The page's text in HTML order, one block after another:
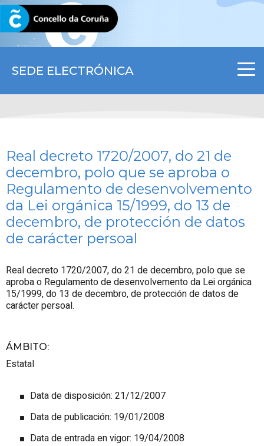
SEDE ELECTRÓNICA
CORUNA.GAL
Real decreto 1720/2007, do 21 de
decembro, polo que se aproba o
Regulamento de desenvolvemento
da Lei orgánica 15/1999, do 13 de
decembro, de protección de datos
de carácter persoal
Real decreto 1720/2007, do 21 de decembro, polo que se
aproba o Regulamento de desenvolvemento da Lei orgánica
15/1999, do 13 de decembro, de protección de datos de
carácter persoal.
ÁMBITO:
Estatal
Data de disposición: 21/12/2007
Data de publicación: 19/01/2008
Data de entrada en vigor: 19/04/2008